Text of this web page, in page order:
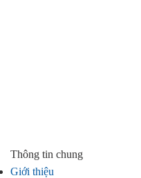
Thông tin chung
Giới thiệu